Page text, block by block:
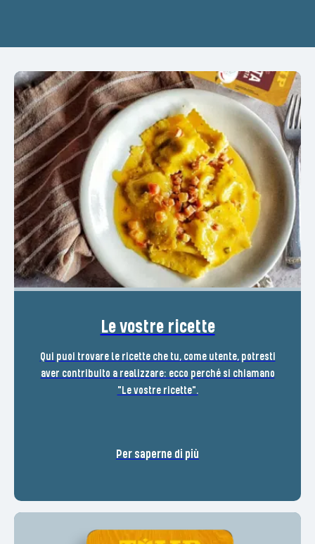
Le vostre ricette
Qui puoi trovare le ricette che tu, come utente, potresti
aver contribuito a realizzare: ecco perché si chiamano
"Le vostre ricette".
Per saperne di più